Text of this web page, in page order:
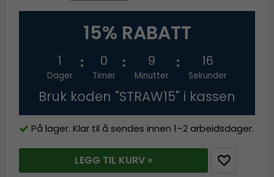
15% RABATT
1
Dager
0
Timer
9
Minutter
16
Sekunder
Bruk koden "STRAW15" i kassen
På lager. Klar til å sendes innen 1–2 arbeidsdager.
LEGG TIL KURV »